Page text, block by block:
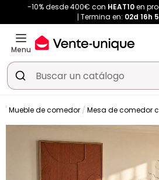
-10% desde 400€ con HEAT10en
Termina en: 02d 16h
Menu
Mueble de comedor Mesa de comedor